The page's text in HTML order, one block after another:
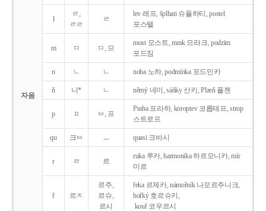
자음
l
ㄹ,
ㄹㄹ
ㄹ
lev 레프, šplhati 슈플하티, postel
포스텔
m ㅁ ㅁ, 므
most 모스트, mrak 므라크, podzim
포드짐
n ㄴ ㄴ noha 노하, podmínka 포드민카
ň 니* ㄴ němý 네미, sáňky 산키, Plzeň 플젠
p ㅍ ㅂ, 프
Praha 프라하, koroptev 코롭테프, strop
스트로프
qu 크ㅂ ㅡ quasi 크바시
r ㄹ 르
ruka 루카, harmonika 하르모니카, mír
미르
ř 르ㅈ
르주,
르슈,
르시
řeka 르제카, námořník 나모르주니크,
hořký 호르슈키,
kouř 코우르시